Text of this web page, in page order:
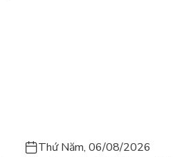
Thứ Năm, 06/08/2026